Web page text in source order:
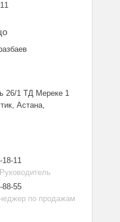
26/1 ТД Мереке 1
Астана,
18-11
88-55
по продажам